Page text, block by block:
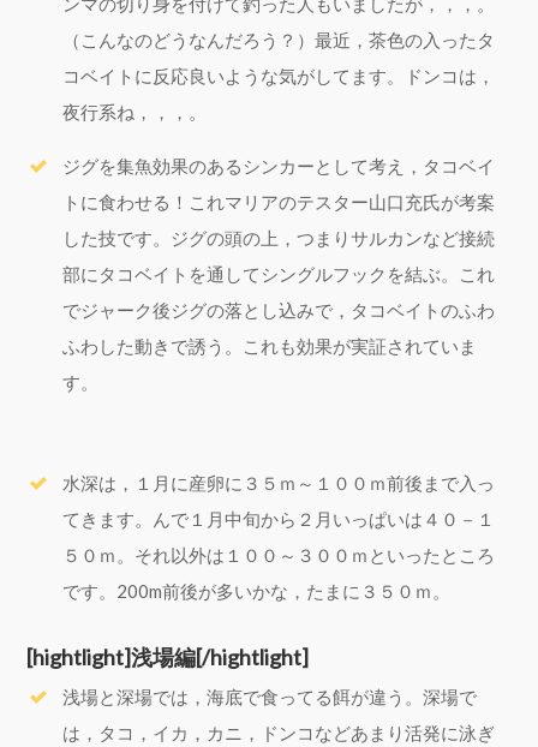
（こんなのどうなんだろう？）最近，茶色の入ったタ
コベイトに反応良いような気がしてます。ドンコは，
夜行系ね，，，。
ジグを集魚効果のあるシンカーとして考え，タコベイ
トに食わせる！これマリアのテスター山口充氏が考案
した技です。ジグの頭の上，つまりサルカンなど接続
部にタコベイトを通してシングルフックを結ぶ。これ
でジャーク後ジグの落とし込みで，タコベイトのふわ
ふわした動きで誘う。これも効果が実証されていま
す。
水深は，１月に産卵に３５ｍ～１００ｍ前後まで入っ
てきます。んで１月中旬から２月いっぱいは４０－１
５０ｍ。それ以外は１００～３００ｍといったところ
です。200m前後が多いかな，たまに３５０ｍ。
[hightlight]浅場編[/hightlight]
浅場と深場では，海底で食ってる餌が違う。深場で
は，タコ，イカ，カニ，ドンコなどあまり活発に泳ぎ